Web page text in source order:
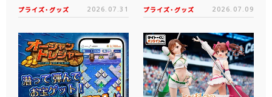
プライズ・グッズ 2026.07.31 プライズ・グッズ 2026.07.09